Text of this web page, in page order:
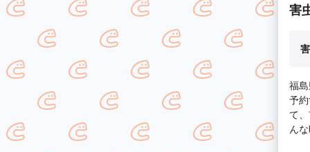
害
福
予
て
ん